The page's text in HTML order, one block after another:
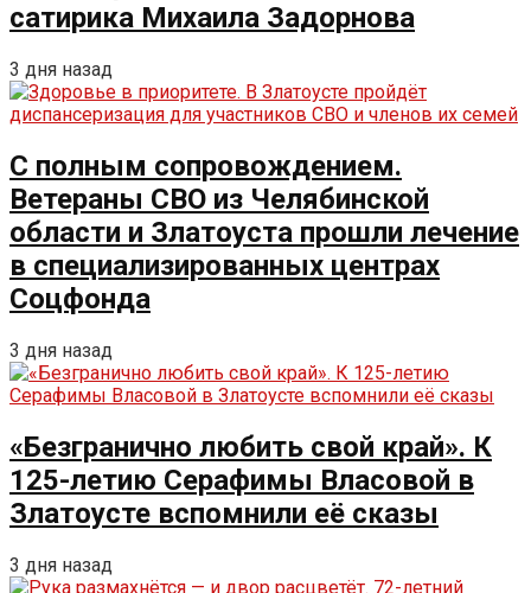
сатирика Михаила Задорнова
3 дня назад
С полным сопровождением.
Ветераны СВО из Челябинской
области и Златоуста прошли лечение
в специализированных центрах
Соцфонда
3 дня назад
«Безгранично любить свой край». К
125-летию Серафимы Власовой в
Златоусте вспомнили её сказы
3 дня назад